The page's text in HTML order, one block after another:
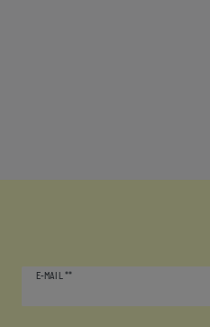
E-MAIL **
Honig